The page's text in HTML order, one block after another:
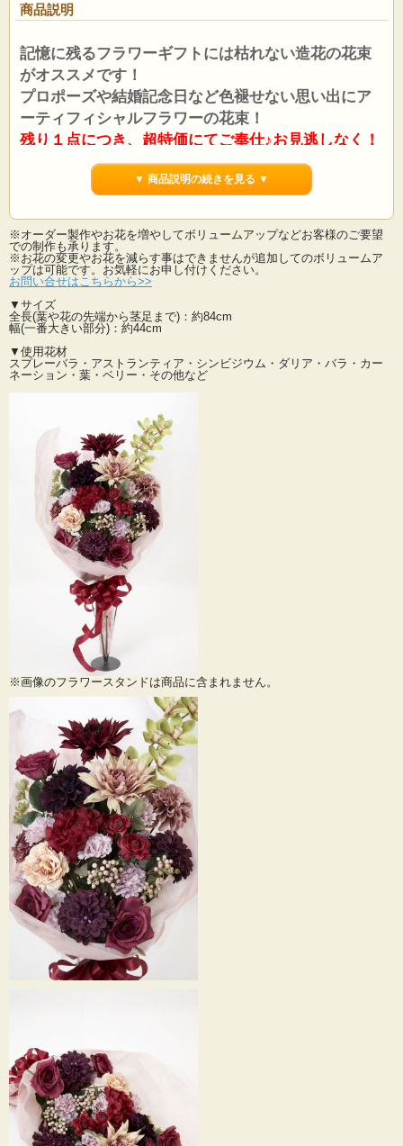
商品説明
記憶に残るフラワーギフトには枯れない造花の花束
がオススメです！
プロポーズや結婚記念日など色褪せない思い出にア
ーティフィシャルフラワーの花束！
残り１点につき、超特価にてご奉仕♪お見逃しなく！
たくさんのお花を贅沢に使ったナチュラルな濃色のブーケ。
上品で多用途でお使いいただけます。
お手入れの手間も省け、枯れずに色褪せない造花は記憶残る記念の花束として大
薔薇、ダリア、カーネーションなどお花の種類を豊富に束ねた贅沢な仕上がりの
アートフラワー花束です。
造花ならではで季節やご用途を気にせず、あらゆるシーンでご利用いただけま
す。
大切な方へ心を込めたプレゼントを・・・。
ご結婚式などでは、ご両親に感謝の気持ちを込めて贈る贈呈用花束としてご使用
造花・アーティフィシャルフラワーですので遠方からのゲストにもご負担無くお
持ち帰り頂けます。
お誕生日や記念日、プロポーズ・発表会・退職などの御祝いにも最適です。
枯れることなく衛生的でお手入れも楽々です！
ラッピングをほどいて花瓶にそのまま挿すだけで素敵なアーティフィシャルフラ
ワーのアレンジメントに早変わり♪
簡単に飾れるのも魅力のひとつです。
ドラマチックな花束で特別な日を演出しましょう。
お洒落な花贈りなら高級なアーティフィシャルフラワーの花束がおすすめです！
残り１点につき半額にてご奉仕！お見逃しなく！
※SALE・ご奉仕価格のため返品交換はできませんので予めご了承ください。
▼ 商品説明の続きを見る ▼
※オーダー製作やお花を増やしてボリュームアップなどお客様のご要望
での制作も承ります。
※お花の変更やお花を減らす事はできませんが追加してのボリュームア
ップは可能です。お気軽にお申し付けください。
お問い合せはこちらから>>
▼サイズ
全長(葉や花の先端から茎足まで)：約84cm
幅(一番大きい部分)：約44cm
▼使用花材
スプレーバラ・アストランティア・シンビジウム・ダリア・バラ・カー
ネーション・葉・ベリー・その他など
※画像のフラワースタンドは商品に含まれません。